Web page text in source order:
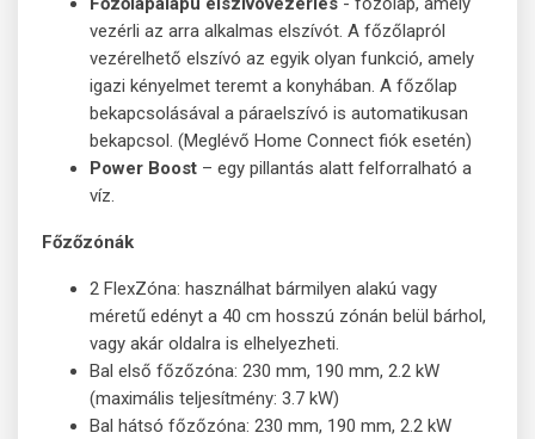
vezérli az arra alkalmas elszívót. A főzőlapról
vezérelhető elszívó az egyik olyan funkció, amely
igazi kényelmet teremt a konyhában. A főzőlap
bekapcsolásával a páraelszívó is automatikusan
bekapcsol. (Meglévő Home Connect fiók esetén)
Power Boost – egy pillantás alatt felforralható a
víz.
Főzőzónák
2 FlexZóna: használhat bármilyen alakú vagy
méretű edényt a 40 cm hosszú zónán belül bárhol,
vagy akár oldalra is elhelyezheti.
Bal első főzőzóna: 230 mm, 190 mm, 2.2 kW
(maximális teljesítmény: 3.7 kW)
Bal hátsó főzőzóna: 230 mm, 190 mm, 2.2 kW